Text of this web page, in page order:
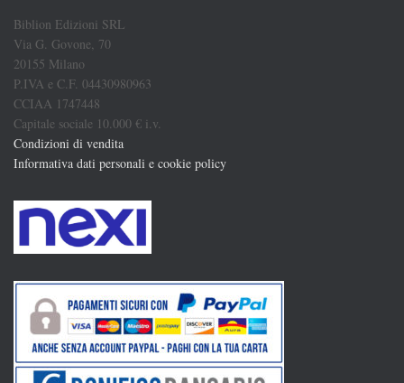
Biblion Edizioni SRL
Via G. Govone, 70
20155 Milano
P.IVA e C.F. 04430980963
CCIAA 1747448
Capitale sociale 10.000 € i.v.
Condizioni di vendita
Informativa dati personali e cookie policy